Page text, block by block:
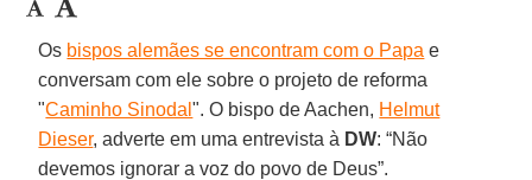
Os bispos alemães se encontram com o Papa e
conversam com ele sobre o projeto de reforma
"Caminho Sinodal". O bispo de Aachen, Helmut
Dieser, adverte em uma entrevista à DW: “Não
devemos ignorar a voz do povo de Deus”.